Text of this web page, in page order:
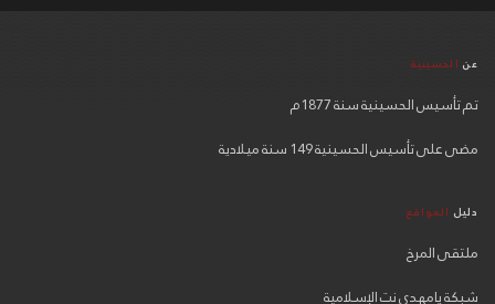
عن الحسينية
تم تأسيس الحسينية سنة 1877م
مضى على تأسيس الحسينية 149 سنة ميلادية
دليل المواقع
ملتقى المرخ
شبكة يامهدي نت الإسلامية